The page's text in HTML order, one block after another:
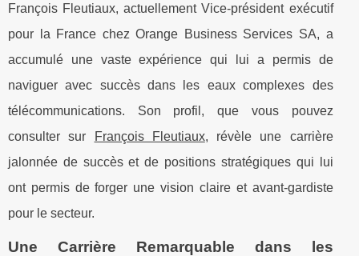
François Fleutiaux, actuellement Vice-président exécutif
pour la France chez Orange Business Services SA, a
accumulé une vaste expérience qui lui a permis de
naviguer avec succès dans les eaux complexes des
télécommunications. Son profil, que vous pouvez
consulter sur
François Fleutiaux, révèle une carrière
jalonnée de succès et de positions stratégiques qui lui
ont permis de forger une vision claire et avant-gardiste
pour le secteur.
Une Carrière Remarquable dans les